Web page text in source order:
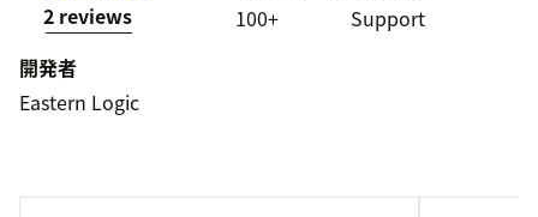
2 reviews
100+
Support
開発者
Eastern Logic